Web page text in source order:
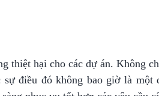
thiệt hại cho các dự án. Không
điều đó không bao giờ là